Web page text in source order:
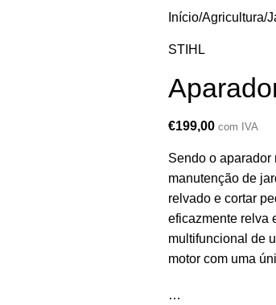
Início Agricultura/
STIHL
€199,00 com IVA
Sendo o aparador
manutenção de
relvado e cortar
eficazmente relva
multifuncional de
motor com uma
…